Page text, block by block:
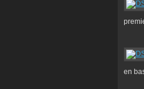
en